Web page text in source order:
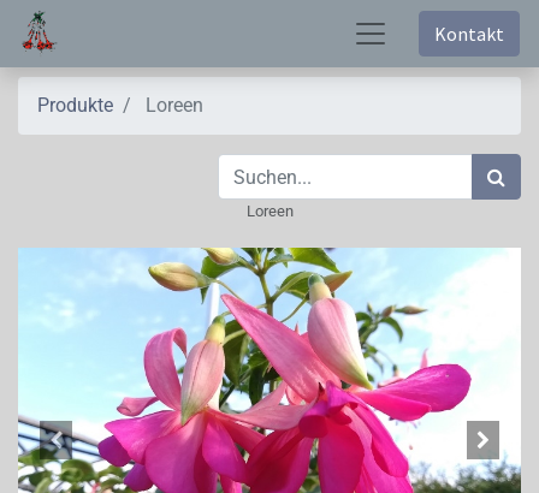
Kontakt
Produkte Loreen
Loreen